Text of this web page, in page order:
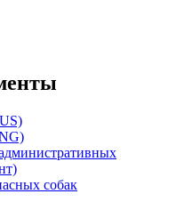
собак